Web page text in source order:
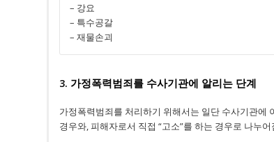
– 강요
– 특수공갈
– 재물손괴
3. 가정폭력범죄를 수사기관에 알리는 단계
가정폭력범죄를 처리하기 위해서는 일단 수사기관에
경우와, 피해자로서 직접 “고소”를 하는 경우로 나누어